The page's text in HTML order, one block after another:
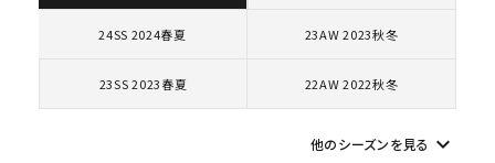
ショルダー・ウエストバッグ
カテゴリーから探す
コラボレーションブランドから探す
24SS 2024春夏 23AW 2023秋冬
23SS 2023春夏 22AW 2022秋冬
他のシーズンを見る keyboard_arrow_down